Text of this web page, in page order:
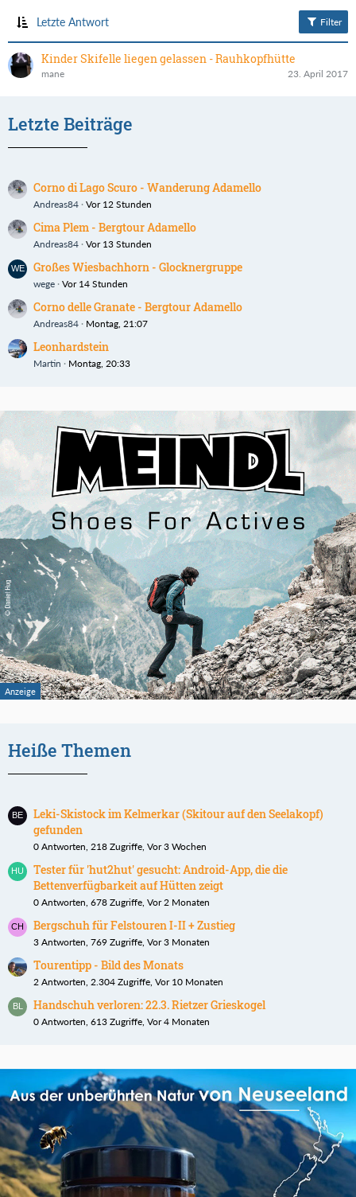
Letzte Antwort Filter
Kinder Skifelle liegen gelassen - Rauhkopfhütte
mane 23. April 2017
Letzte Beiträge
Corno di Lago Scuro - Wanderung Adamello
Andreas84 Vor 12 Stunden
Cima Plem - Bergtour Adamello
Andreas84 Vor 13 Stunden
Großes Wiesbachhorn - Glocknergruppe
wege Vor 14 Stunden
Corno delle Granate - Bergtour Adamello
Andreas84 Montag, 21:07
Leonhardstein
Martin Montag, 20:33
Heiße Themen
Leki-Skistock im Kelmerkar (Skitour auf den Seelakopf)
gefunden
0 Antworten, 218 Zugriffe, Vor 3 Wochen
Tester für 'hut2hut' gesucht: Android-App, die die
Bettenverfügbarkeit auf Hütten zeigt
0 Antworten, 678 Zugriffe, Vor 2 Monaten
Bergschuh für Felstouren I-II + Zustieg
3 Antworten, 769 Zugriffe, Vor 3 Monaten
Tourentipp - Bild des Monats
2 Antworten, 2.304 Zugriffe, Vor 10 Monaten
Handschuh verloren: 22.3. Rietzer Grieskogel
0 Antworten, 613 Zugriffe, Vor 4 Monaten